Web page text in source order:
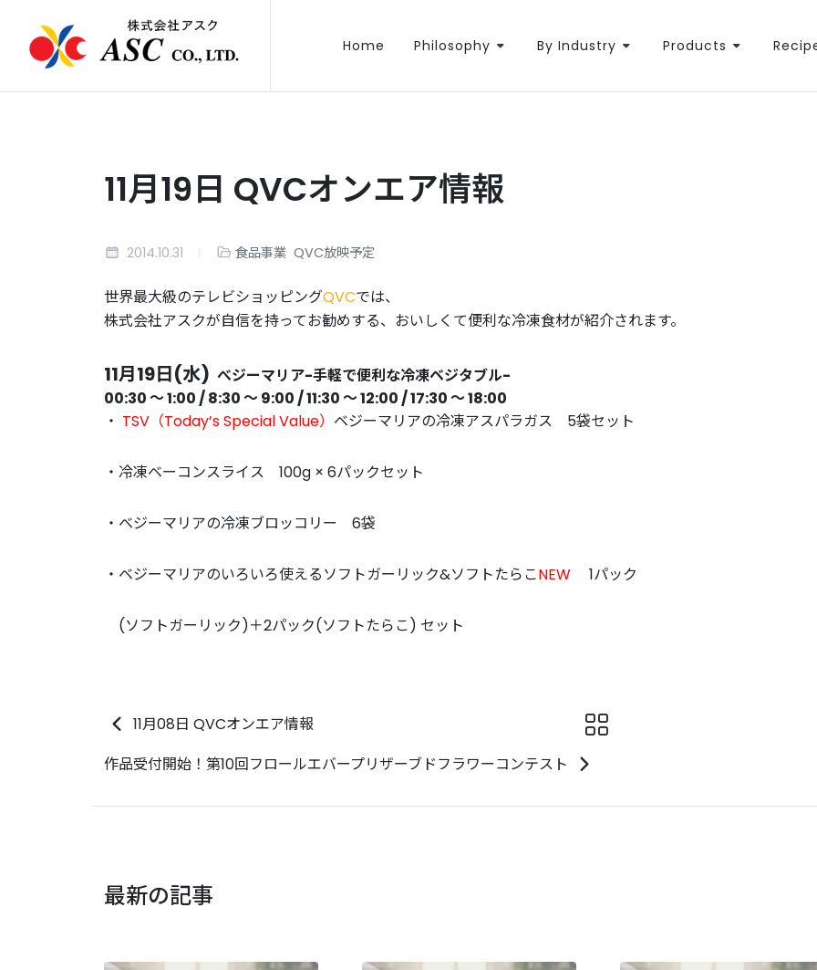
Home Philosophy By Industry Products
11月19日 QVCオンエア情報
2014.10.31 食品事業 QVC放映予定
世界最大級のテレビショッピングQVCでは、
株式会社アスクが自信を持ってお勧めする、おいしくて便利な冷凍食材が紹介されます。
11月19日(水) べジーマリア-手軽で便利な冷凍ベジタブル-
00:30 〜 1:00 / 8:30 〜 9:00 / 11:30 〜 12:00 / 17:30 〜 18:00
・ TSV（Today’s Special Value） ベジーマリアの冷凍アスパラガス 5袋セット
・冷凍ベーコンスライス 100g × 6パックセット
・ベジーマリアの冷凍ブロッコリー 6袋
・ベジーマリアのいろいろ使えるソフトガーリック&ソフトたらこNEW 1パック
(ソフトガーリック)＋2パック(ソフトたらこ) セット
11月08日 QVCオンエア情報
作品受付開始！第10回フロールエバープリザーブドフラワーコンテスト
最新の記事